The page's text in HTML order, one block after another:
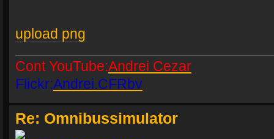
upload png
Cont YouTube:Andrei Cezar
Flickr:Andrei.CFRbv
Re: Omnibussimulator